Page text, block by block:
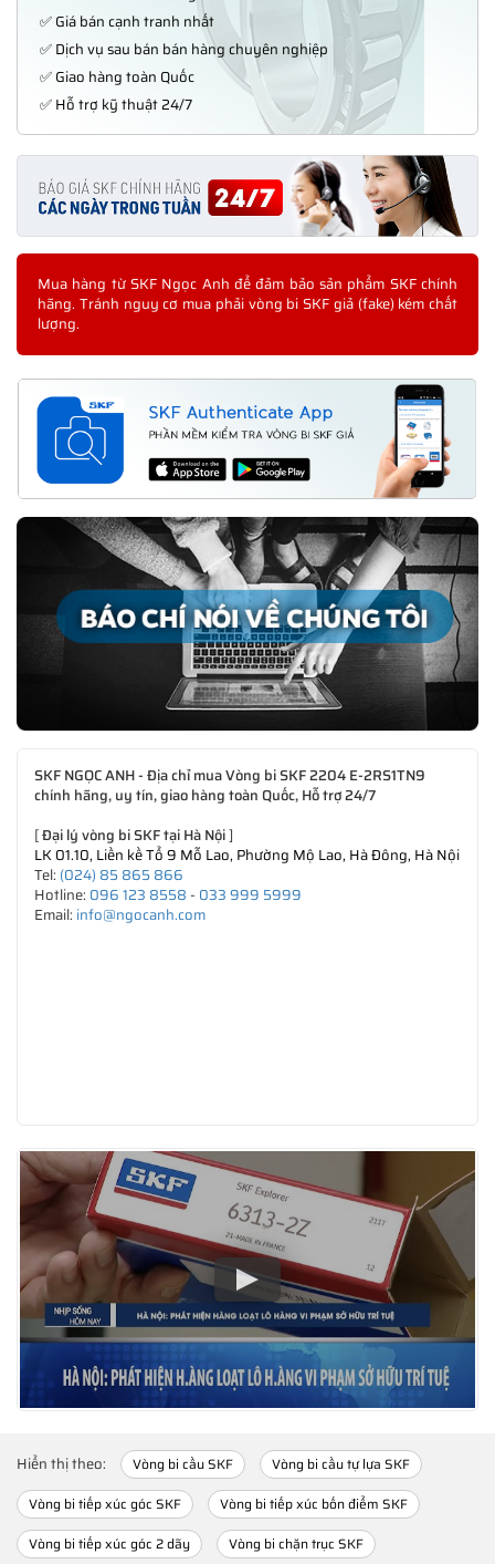
✅ Giá bán cạnh tranh nhất
✅ Dịch vụ sau bán bán hàng chuyên nghiệp
✅ Giao hàng toàn Quốc
✅ Hỗ trợ kỹ thuật 24/7
Mua hàng từ SKF Ngọc Anh để đảm bảo sản phẩm SKF chính
hãng. Tránh nguy cơ mua phải vòng bi SKF giả (fake) kém chất
lượng.
SKF NGỌC ANH - Địa chỉ mua Vòng bi SKF 2204 E-2RS1TN9
chính hãng, uy tín, giao hàng toàn Quốc, Hỗ trợ 24/7
[Đại lý vòng bi SKF tại Hà Nội]
LK 01.10, Liền kề Tổ 9 Mỗ Lao, Phường Mộ Lao, Hà Đông, Hà Nội
Tel: (024) 85 865 866
Hotline: 096 123 8558- 033 999 5999
Email: info@ngocanh.com
Hiển thị theo: Vòng bi cầu SKF
Vòng bi cầu tự lựa SKF
Vòng bi tiếp xúc góc SKF
Vòng bi tiếp xúc bốn điểm SKF
Vòng bi tiếp xúc góc 2 dãy
Vòng bi chặn trục SKF